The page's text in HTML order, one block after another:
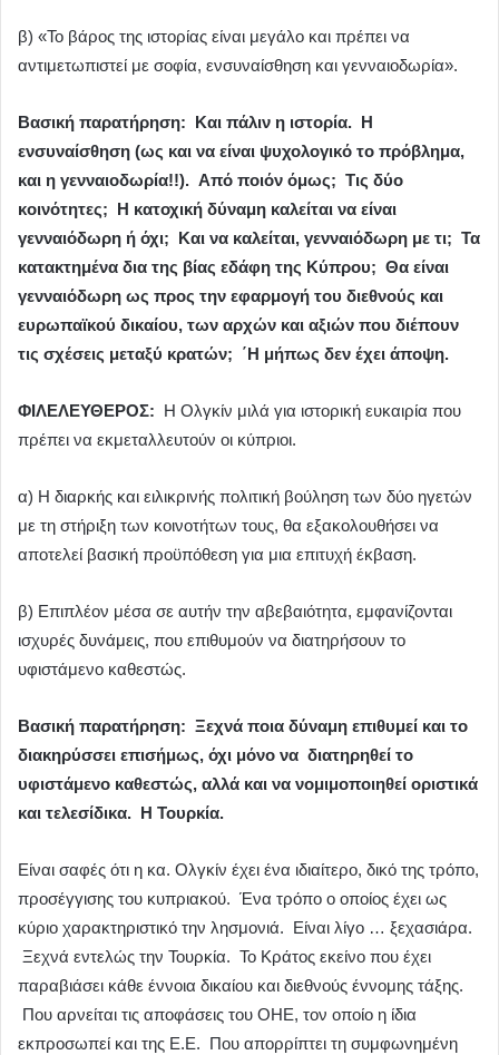
β) «Το βάρος της ιστορίας είναι μεγάλο και πρέπει να
αντιμετωπιστεί με σοφία, ενσυναίσθηση και γενναιοδωρία».
Βασική παρατήρηση: Και πάλιν η ιστορία. Η
ενσυναίσθηση (ως και να είναι ψυχολογικό το πρόβλημα,
και η γενναιοδωρία!!). Από ποιόν όμως; Τις δύο
κοινότητες; Η κατοχική δύναμη καλείται να είναι
γενναιόδωρη ή όχι; Και να καλείται, γενναιόδωρη με τι; Τα
κατακτημένα δια της βίας εδάφη της Κύπρου; Θα είναι
γενναιόδωρη ως προς την εφαρμογή του διεθνούς και
ευρωπαϊκού δικαίου, των αρχών και αξιών που διέπουν
τις σχέσεις μεταξύ κρατών; ΄Η μήπως δεν έχει άποψη.
ΦΙΛΕΛΕΥΘΕΡΟΣ: Η Ολγκίν μιλά για ιστορική ευκαιρία που
πρέπει να εκμεταλλευτούν οι κύπριοι.
α) Η διαρκής και ειλικρινής πολιτική βούληση των δύο ηγετών
με τη στήριξη των κοινοτήτων τους, θα εξακολουθήσει να
αποτελεί βασική προϋπόθεση για μια επιτυχή έκβαση.
β) Επιπλέον μέσα σε αυτήν την αβεβαιότητα, εμφανίζονται
ισχυρές δυνάμεις, που επιθυμούν να διατηρήσουν το
υφιστάμενο καθεστώς.
Βασική παρατήρηση: Ξεχνά ποια δύναμη επιθυμεί και το
διακηρύσσει επισήμως, όχι μόνο να διατηρηθεί το
υφιστάμενο καθεστώς, αλλά και να νομιμοποιηθεί οριστικά
και τελεσίδικα. Η Τουρκία.
Είναι σαφές ότι η κα. Ολγκίν έχει ένα ιδιαίτερο, δικό της τρόπο,
προσέγγισης του κυπριακού. Ένα τρόπο ο οποίος έχει ως
κύριο χαρακτηριστικό την λησμονιά. Είναι λίγο … ξεχασιάρα.
Ξεχνά εντελώς την Τουρκία. Το Κράτος εκείνο που έχει
παραβιάσει κάθε έννοια δικαίου και διεθνούς έννομης τάξης.
Που αρνείται τις αποφάσεις του ΟΗΕ, τον οποίο η ίδια
εκπροσωπεί και της Ε.Ε. Που απορρίπτει τη συμφωνημένη